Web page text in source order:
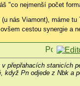
"co nejmenší počet
nás Viamont), máme
cestou synergie a
přepřahacích stanicích
Pn odjede z Nbk a